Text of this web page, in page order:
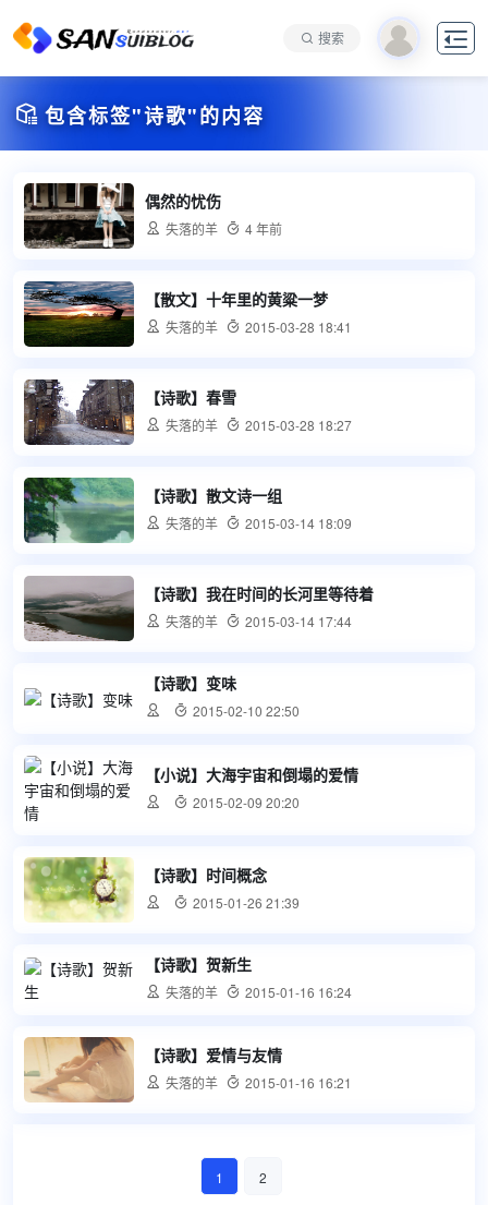
搜索 
 包含标签"诗歌"的内容
偶然的忧伤
 失落的羊  4 年前
【散文】十年里的黄粱一梦
 失落的羊  2015-03-28 18:41
【诗歌】春雪
 失落的羊  2015-03-28 18:27
【诗歌】散文诗一组
 失落的羊  2015-03-14 18:09
【诗歌】我在时间的长河里等待着
 失落的羊  2015-03-14 17:44
【诗歌】变味
  2015-02-10 22:50
【小说】大海宇宙和倒塌的爱情
  2015-02-09 20:20
【诗歌】时间概念
  2015-01-26 21:39
【诗歌】贺新生
 失落的羊  2015-01-16 16:24
【诗歌】爱情与友情
 失落的羊  2015-01-16 16:21
1 2